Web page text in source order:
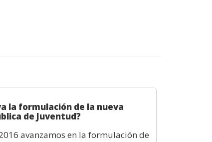
la formulación de la nueva
de Juventud?
avanzamos en la formulación de